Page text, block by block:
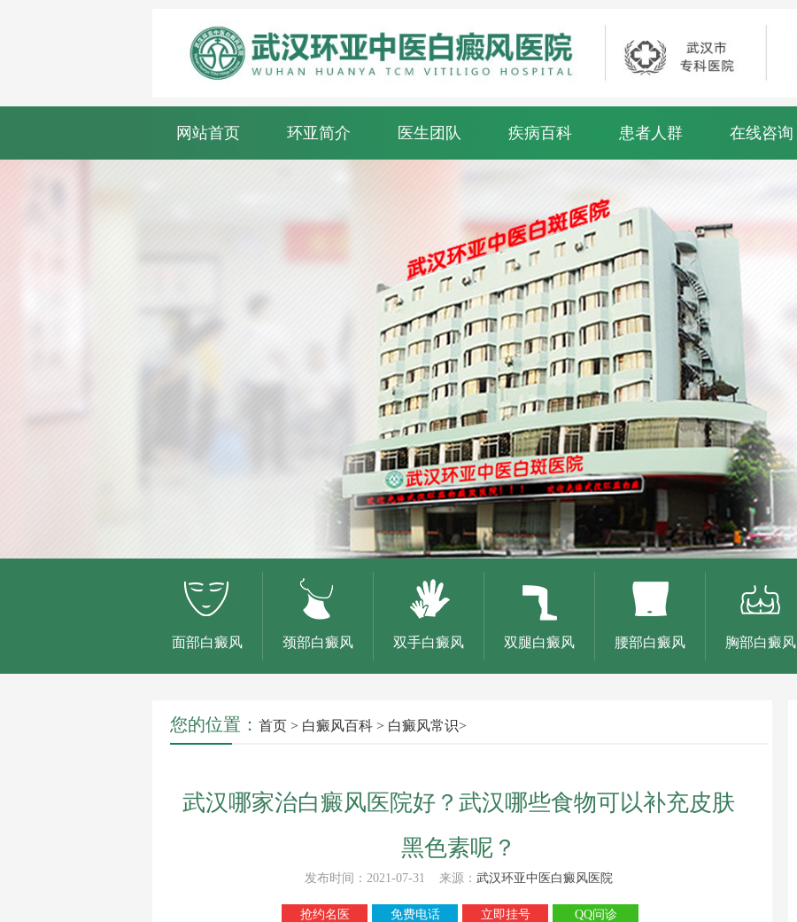
网站首页 环亚简介 医生团队 疾病百科 患者人群 在线咨询
面部白癜风 颈部白癜风 双手白癜风 双腿白癜风 腰部白癜风 胸部白癜风
您的位置： 首页 > 白癜风百科 > 白癜风常识>
武汉哪家治白癜风医院好？武汉哪些食物可以补充皮肤
黑色素呢？
发布时间：2021-07-31 来源： 武汉环亚中医白癜风医院
抢约名医 免费电话 立即挂号 QQ问诊